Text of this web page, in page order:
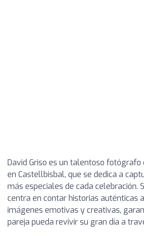
David Griso es un talentoso fotógrafo
en Castellbisbal, que se dedica a
más especiales de cada celebración.
centra en contar historias auténticas
imágenes emotivas y creativas,
pareja pueda revivir su gran día a